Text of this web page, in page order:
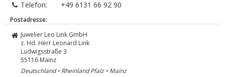
Telefon:
+49 6131 66 92 90
Postadresse:
Juwelier Leo Link GmbH
z. Hd. Herr Leonard Link
Ludwigsstraße 3
55116 Mainz
Deutschland • Rheinland Pfalz • Mainz